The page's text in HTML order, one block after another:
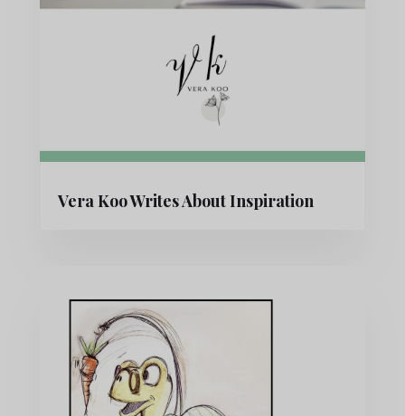
Vera Koo Writes About Inspiration